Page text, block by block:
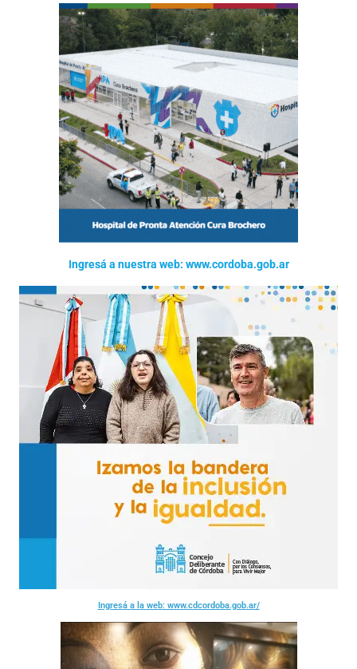
Ingresá a nuestra web: www.cordoba.gob.ar
Ingresá a la web: www.cdcordoba.gob.ar/